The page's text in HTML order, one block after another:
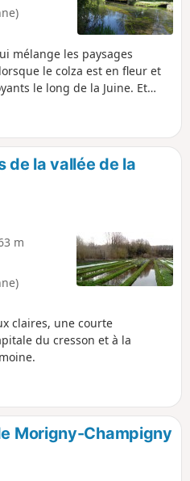
mélange les paysages
le colza est en fleur et
le long de la Juine. Et
pour rallier Saclas.
de la vallée de la
m
claires, une courte
du cresson et à la
Morigny-Champigny